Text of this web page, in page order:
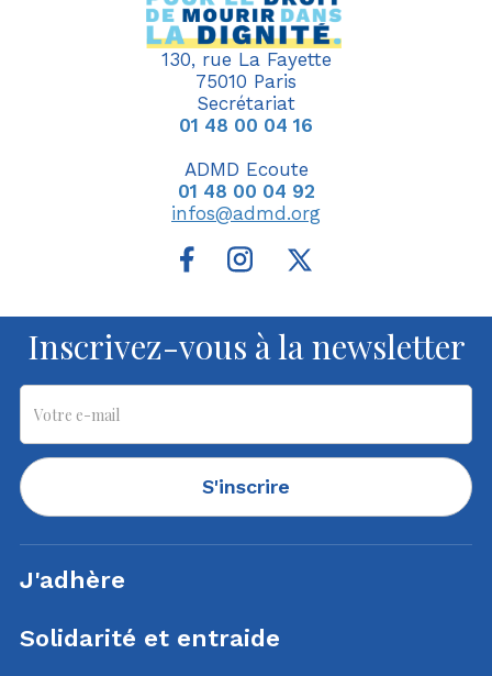
130, rue La Fayette
75010 Paris
Secrétariat
01 48 00 04 16
ADMD Ecoute
01 48 00 04 92
infos@admd.org
Inscrivez-vous à la newsletter
S'inscrire
J'adhère
Solidarité et entraide